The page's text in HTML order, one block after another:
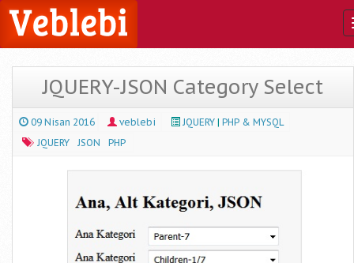
JQUERY-JSON Category Select
09 Nisan 2016 veblebi JQUERY | PHP & MYSQL
JQUERY
JSON PHP